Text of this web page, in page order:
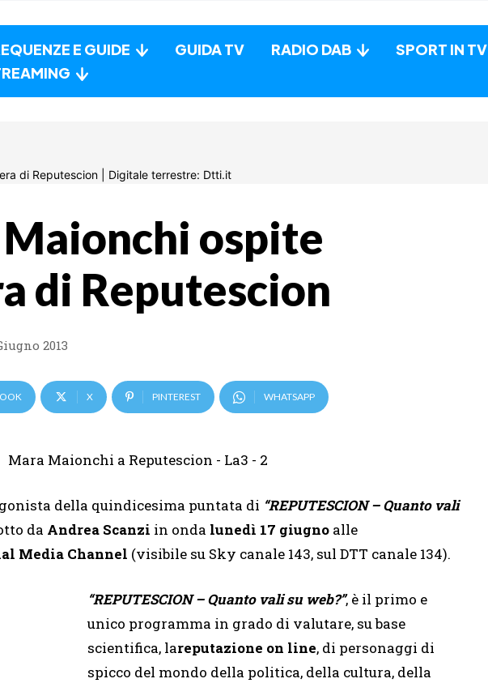
E GUIDE GUIDA TV RADIO DAB SPORT IN TV
ospite
di Reputescion
2013
X PINTEREST WHATSAPP
della quindicesima puntata di “REPUTESCION – Quanto vali
da Andrea Scanzi in onda lunedì 17 giugno alle
Media Channel (visibile su Sky canale 143, sul DTT canale 134).
“REPUTESCION – Quanto vali su web?”, è il primo e
unico programma in grado di valutare, su base
scientifica, lareputazione on line, di personaggi di
spicco del mondo della politica, della cultura, della